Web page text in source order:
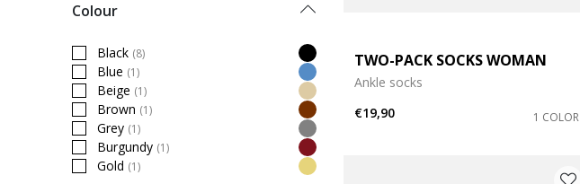
Colour
Black (8)
Refine by Colour: Black
Blue (1)
Refine by Colour: Blue
Beige (1)
Refine by Colour: Beige
Brown (1)
Refine by Colour: Brown
Grey (1)
Refine by Colour: Grey
Burgundy (1)
Refine by Colour: Burgundy
Gold (1)
Refine by Colour: Gold
TWO-PACK SOCKS WOMAN
Ankle socks
€19,90
1 COLOR